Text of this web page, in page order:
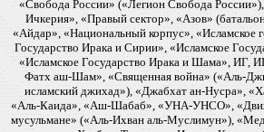
«Свобода России» («Легион Свобода
Ичкерия», «Правый сектор», «Азов»
«Айдар», «Национальный корпус», «Исламское
Государство Ирака и Сирии», «Исламское
«Исламское Государство Ирака и Шама»,
Фатх аш-Шам», «Священная война» («Аль-
исламский джихад»), «Джабхат ан-Нусра»,
«Аль-Каида», «Аш-Шабаб», «УНА-УНСО»,
мусульмане» («Аль-Ихван аль-Муслимун»),